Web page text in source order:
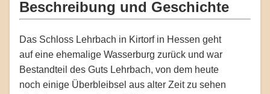
Beschreibung und Geschichte
Das Schloss Lehrbach in Kirtorf in Hessen geht
auf eine ehemalige Wasserburg zurück und war
Bestandteil des Guts Lehrbach, von dem heute
noch einige Überbleibsel aus alter Zeit zu sehen